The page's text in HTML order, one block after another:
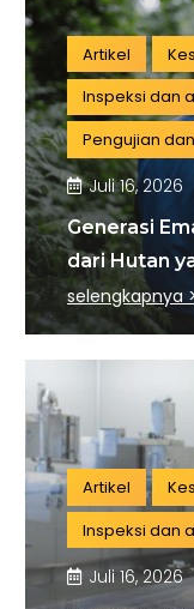
Artikel
Inspeksi dan
Pengujian
Juli 16, 2026
Generasi
dari Hutan
selengkapnya >
Artikel
Inspeksi dan
Juli 16, 2026